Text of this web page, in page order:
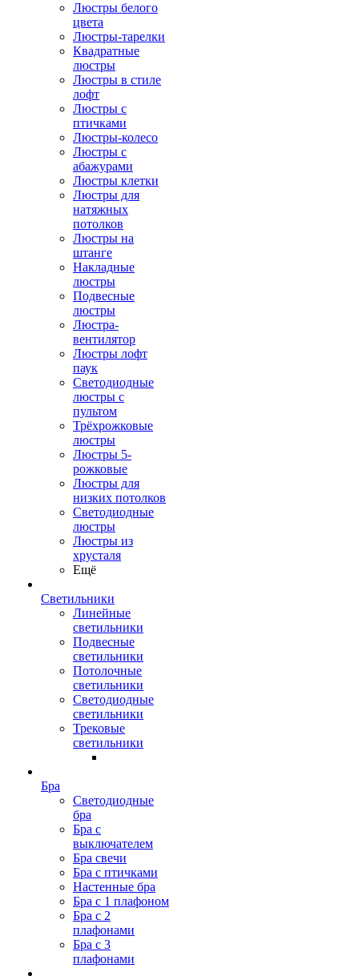
Люстры белого
цвета
Люстры-тарелки
Квадратные
люстры
Люстры в стиле
лофт
Люстры с
птичками
Люстры-колесо
Люстры с
абажурами
Люстры клетки
Люстры для
натяжных
потолков
Люстры на
штанге
Накладные
люстры
Подвесные
люстры
Люстра-
вентилятор
Люстры лофт
паук
Светодиодные
люстры с
пультом
Трёхрожковые
люстры
Люстры 5-
рожковые
Люстры для
низких потолков
Cветодиодные
люстры
Люстры из
хрусталя
Ещё
Светильники
Линейные
светильники
Подвесные
светильники
Потолочные
светильники
Светодиодные
светильники
Трековые
светильники
Бра
Светодиодные
бра
Бра с
выключателем
Бра свечи
Бра с птичками
Настенные бра
Бра с 1 плафоном
Бра с 2
плафонами
Бра с 3
плафонами